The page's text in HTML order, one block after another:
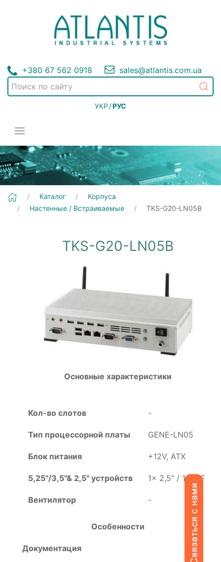
+380 67 562 0918 sales@atlantis.com.ua
УКР /РУС
Каталог
Корпуса
Настенные / Встраиваемые
TKS-G20-LN05B
TKS-G20-LN05B
Основные характеристики
Кол-во слотов -
Тип процессорной платы GENE-LN05
Блок питания +12V, ATX
5,25"/3,5"& 2,5" устройств 1x 2,5" / 1 x CF
Вентилятор -
Особенности
Документация